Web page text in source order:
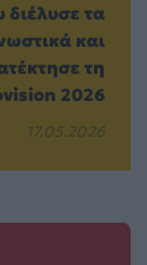
διέλυσε τα
και
τη
2026
17.05.2026